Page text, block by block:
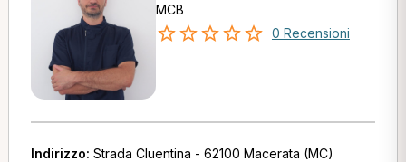
MCB
0 Recensioni
Indirizzo: Strada Cluentina - 62100 Macerata (MC)